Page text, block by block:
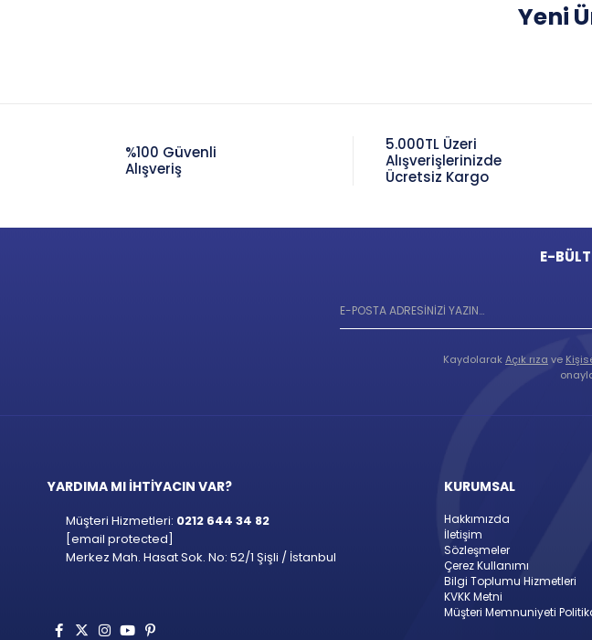
Yeni
%100 Güvenli
Alışveriş
5.000TL Üzeri
Alışverişlerinizde
Ücretsiz Kargo
E-
KaydolarakAçık rıza ve
YARDIMA MI İHTİYACIN VAR?
Müşteri Hizmetleri: 0212 644 34 82
[email protected]
Merkez Mah. Hasat Sok. No: 52/1 Şişli / İstanbul
KURUMSAL
Hakkımızda
İletişim
Sözleşmeler
Çerez Kullanımı
Bilgi Toplumu Hizmetleri
KVKK Metni
Müşteri Memnuniyeti